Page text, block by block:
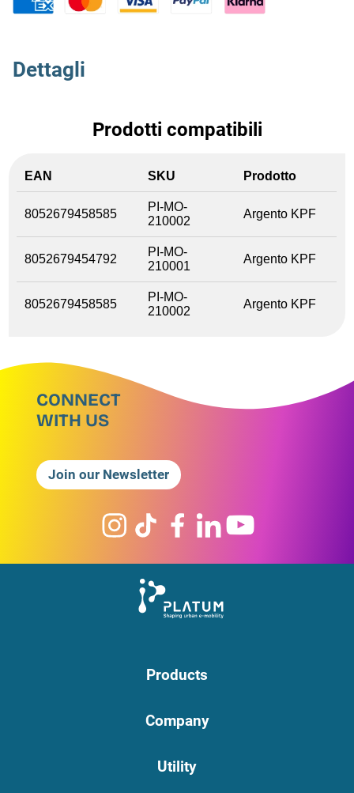
Dettagli
Prodotti compatibili
EAN SKU Prodotto
8052679458585
PI-MO-
210002
Argento KPF
8052679454792
PI-MO-
210001
Argento KPF
8052679458585
PI-MO-
210002
Argento KPF
CONNECT
WITH US
Join our Newsletter
Products
Company
Utility